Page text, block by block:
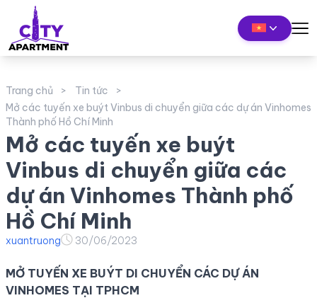
Trang chủ
Tin tức
Mở các tuyến xe buýt Vinbus di chuyển giữa các dự án Vinhomes
Thành phố Hồ Chí Minh
Mở các tuyến xe buýt
Vinbus di chuyển giữa các
dự án Vinhomes Thành phố
Hồ Chí Minh
xuantruong 30/06/2023
MỞ TUYẾN XE BUÝT DI CHUYỂN CÁC DỰ ÁN
VINHOMES TẠI TPHCM